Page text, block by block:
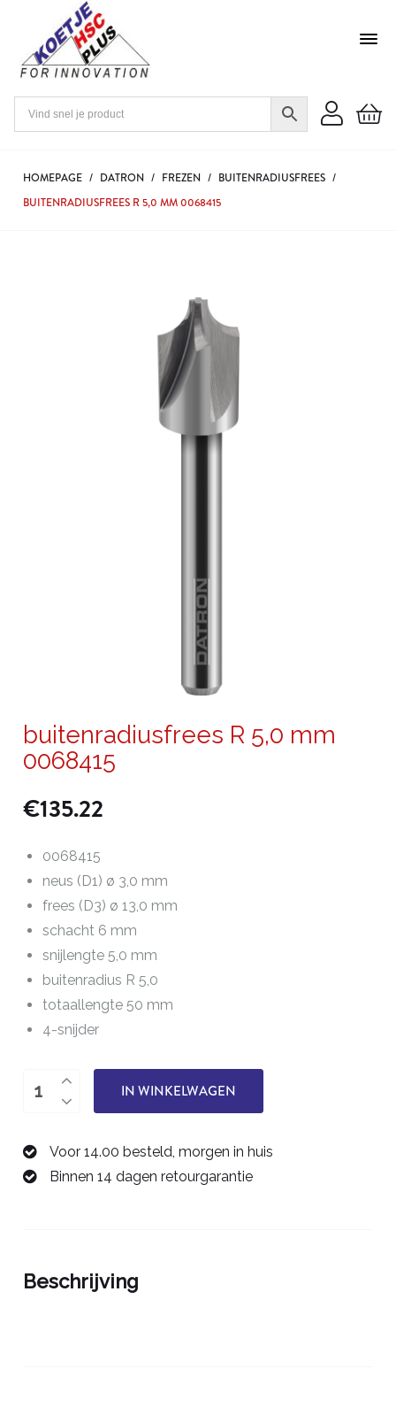
HOMEPAGE / DATRON / FREZEN / BUITENRADIUSFREES /
BUITENRADIUSFREES R 5,0 MM 0068415
buitenradiusfrees R 5,0 mm
0068415
€135.22
0068415
neus (D1) ø 3,0 mm
frees (D3) ø 13,0 mm
schacht 6 mm
snijlengte 5,0 mm
buitenradius R 5,0
totaallengte 50 mm
4-snijder
buitenradiusfrees
mm
0068415
IN WINKELWAGEN
Voor 14.00 besteld, morgen in huis
Binnen 14 dagen retourgarantie
Beschrijving